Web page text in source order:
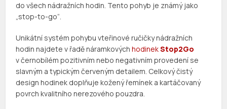
do všech nádražních hodin. Tento pohyb je známý jako
„stop-to-go“.
Unikátní systém pohybu vteřinové ručičky nádražních
hodin najdete v řadě náramkovýchhodinekStop2Go
v černobílém pozitivním nebo negativním provedení se
slavným a typickým červeným detailem. Celkový čistý
design hodinek doplňuje kožený řemínek a kartáčovaný
povrch kvalitního nerezového pouzdra.